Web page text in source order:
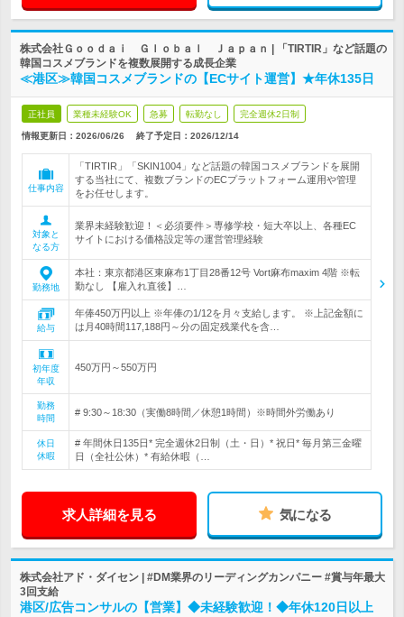
株式会社Ｇｏｏｄａｉ Ｇｌｏｂａｌ Ｊａｐａｎ | 「TIRTIR」など話題の
韓国コスメブランドを複数展開する成長企業
≪港区≫韓国コスメブランドの【ECサイト運営】★年休135日
正社員 業種未経験OK 急募 転勤なし 完全週休2日制
情報更新日：2026/06/26 終了予定日： 2026/12/14
仕事内容
「TIRTIR」「SKIN1004」など話題の韓国コスメブランドを展開
する当社にて、複数ブランドのECプラットフォーム運用や管理
をお任せします。
対象と
なる方
業界未経験歓迎！＜必須要件＞専修学校・短大卒以上、各種EC
サイトにおける価格設定等の運営管理経験
勤務地
本社：東京都港区東麻布1丁目28番12号 Vort麻布maxim 4階 ※転
勤なし 【雇入れ直後】…
給与
年俸450万円以上 ※年俸の1/12を月々支給します。 ※上記金額に
は月40時間117,188円～分の固定残業代を含…
初年度
年収
450万円～550万円
勤務
時間
# 9:30～18:30（実働8時間／休憩1時間）※時間外労働あり
休日
休暇
# 年間休日135日* 完全週休2日制（土・日）* 祝日* 毎月第三金曜
日（全社公休）* 有給休暇（…
求人詳細を見る 気になる
株式会社アド・ダイセン | #DM業界のリーディングカンパニー #賞与年最大
3回支給
港区/広告コンサルの【営業】◆未経験歓迎！◆年休120日以上